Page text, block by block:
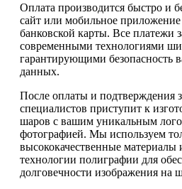
Оплата производится быстро и
сайт или мобильное
банковской карты. Все платежи
современными технологиями
гарантирующими безопасность
данных.
После оплаты и подтверждения
специалистов приступит к
шаров с вашим уникальным
фотографией. Мы используем
высококачественные материалы
технологии полиграфии для
долговечности изображения на